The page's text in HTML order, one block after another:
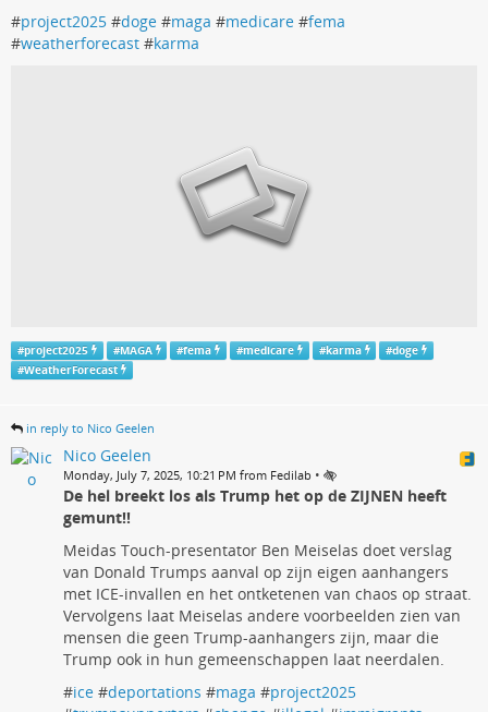
#project2025 #doge #maga #medicare #fema
#weatherforecast #karma
#project2025 #MAGA #fema #medicare #karma #doge
#WeatherForecast
in reply to Nico Geelen
Nico Geelen
Monday, July 7, 2025, 10:21 PM from Fedilab •
De hel breekt los als Trump het op de ZIJNEN heeft
gemunt!!
Meidas Touch-presentator Ben Meiselas doet verslag
van Donald Trumps aanval op zijn eigen aanhangers
met ICE-invallen en het ontketenen van chaos op straat.
Vervolgens laat Meiselas andere voorbeelden zien van
mensen die geen Trump-aanhangers zijn, maar die
Trump ook in hun gemeenschappen laat neerdalen.
#ice #deportations #maga #project2025